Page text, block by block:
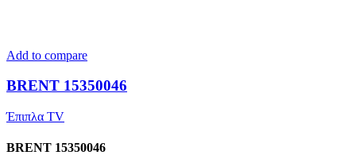
Add to compare
BRENT 15350046
Έπιπλα TV
BRENT 15350046